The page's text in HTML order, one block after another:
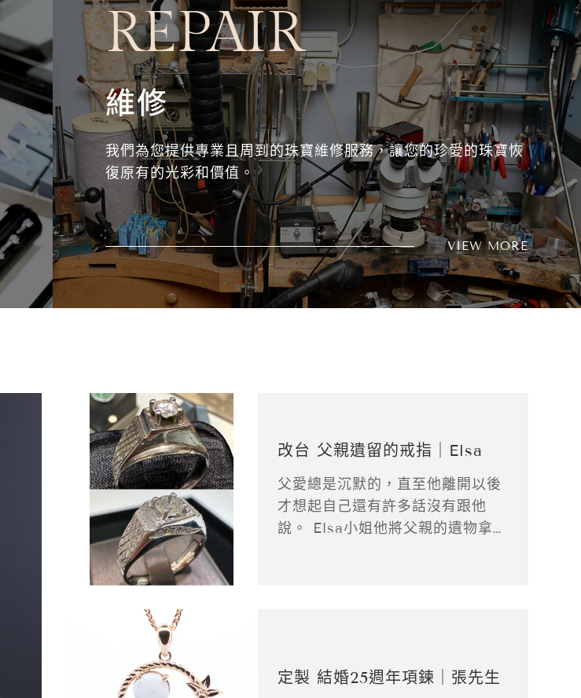
REPAIR
維修
我們為您提供專業且周到的珠寶維修服務，讓您的珍愛的珠寶恢
復原有的光彩和價值。
VIEW MORE
改台 父親遺留的戒指｜Elsa
父愛總是沉默的，直至他離開以後
才想起自己還有許多話沒有跟他
說。 Elsa小姐他將父親的遺物拿過
定製 結婚25週年項鍊｜張先生